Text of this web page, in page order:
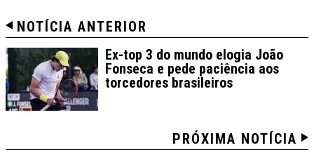
NOTÍCIA ANTERIOR
Ex-top 3 do mundo elogia João
Fonseca e pede paciência aos
torcedores brasileiros
PRÓXIMA NOTÍCIA